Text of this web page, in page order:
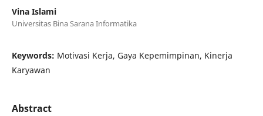
Vina Islami
Universitas Bina Sarana Informatika
Keywords: Motivasi Kerja, Gaya Kepemimpinan, Kinerja
Karyawan
Abstract